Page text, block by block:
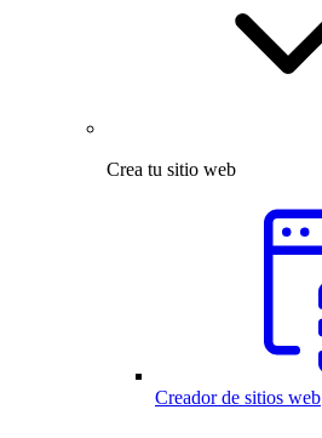
Crea tu sitio web
Creador de sitios web